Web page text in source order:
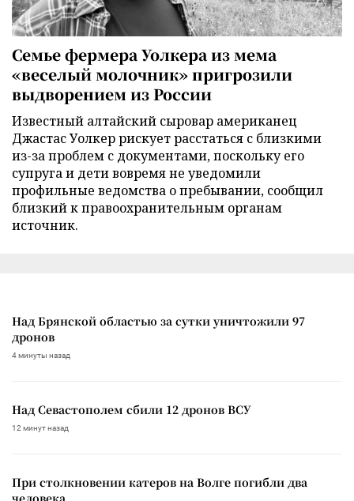
Семье фермера Уолкера из мема
«веселый молочник» пригрозили
выдворением из России
Известный алтайский сыровар американец
Джастас Уолкер рискует расстаться с близкими
из-за проблем с документами, поскольку его
супруга и дети вовремя не уведомили
профильные ведомства о пребывании, сообщил
близкий к правоохранительным органам
источник.
Над Брянской областью за сутки уничтожили 97
дронов
4 минуты назад
Над Севастополем сбили 12 дронов ВСУ
12 минут назад
При столкновении катеров на Волге погибли два
человека